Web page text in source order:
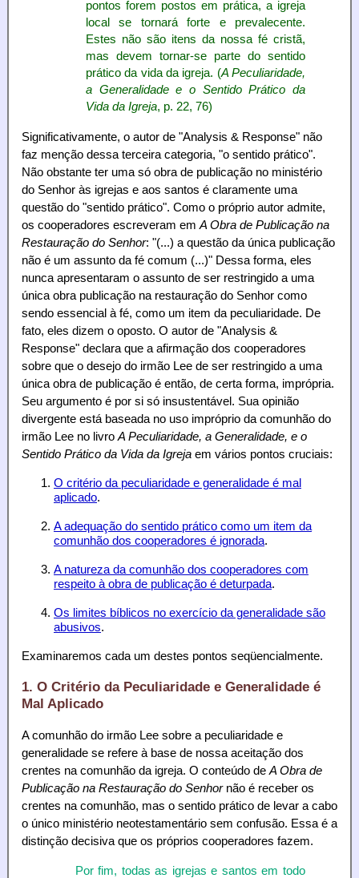
pontos forem postos em prática, a igreja
local se tornará forte e prevalecente.
Estes não são itens da nossa fé cristã,
mas devem tornar-se parte do sentido
prático da vida da igreja. (A Peculiaridade,
a Generalidade e o Sentido Prático da
Vida da Igreja, p. 22, 76)
Significativamente, o autor de "Analysis & Response" não
faz menção dessa terceira categoria, "o sentido prático".
Não obstante ter uma só obra de publicação no ministério
do Senhor às igrejas e aos santos é claramente uma
questão do "sentido prático". Como o próprio autor admite,
os cooperadores escreveram em A Obra de Publicação na
Restauração do Senhor: "(...) a questão da única publicação
não é um assunto da fé comum (...)" Dessa forma, eles
nunca apresentaram o assunto de ser restringido a uma
única obra publicação na restauração do Senhor como
sendo essencial à fé, como um item da peculiaridade. De
fato, eles dizem o oposto. O autor de "Analysis &
Response" declara que a afirmação dos cooperadores
sobre que o desejo do irmão Lee de ser restringido a uma
única obra de publicação é então, de certa forma, imprópria.
Seu argumento é por si só insustentável. Sua opinião
divergente está baseada no uso impróprio da comunhão do
irmão Lee no livro A Peculiaridade, a Generalidade, e o
Sentido Prático da Vida da Igreja em vários pontos cruciais:
O critério da peculiaridade e generalidade é mal
aplicado.
A adequação do sentido prático como um item da
comunhão dos cooperadores é ignorada.
A natureza da comunhão dos cooperadores com
respeito à obra de publicação é deturpada.
Os limites bíblicos no exercício da generalidade são
abusivos.
Examinaremos cada um destes pontos seqüencialmente.
1. O Critério da Peculiaridade e Generalidade é
Mal Aplicado
A comunhão do irmão Lee sobre a peculiaridade e
generalidade se refere à base de nossa aceitação dos
crentes na comunhão da igreja. O conteúdo de A Obra de
Publicação na Restauração do Senhornão é receber os
crentes na comunhão, mas o sentido prático de levar a cabo
o único ministério neotestamentário sem confusão. Essa é a
distinção decisiva que os próprios cooperadores fazem.
Por fim, todas as igrejas e santos em todo